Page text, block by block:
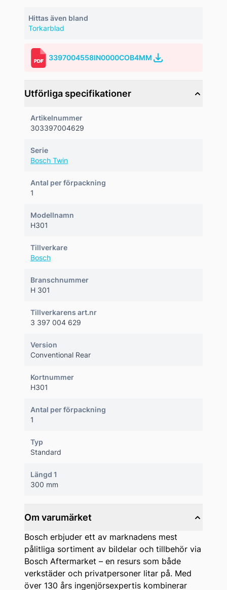
Hittas även bland
Torkarblad
3397004558IN0000COB4MM
Utförliga specifikationer
Artikelnummer
303397004629
Serie
Bosch Twin
Antal per förpackning
1
Modellnamn
H301
Tillverkare
Bosch
Branschnummer
H 301
Tillverkarens art.nr
3 397 004 629
Version
Conventional Rear
Kortnummer
H301
Antal per förpackning
1
Typ
Standard
Längd 1
300 mm
Om varumärket
Bosch erbjuder ett av marknadens mest
pålitliga sortiment av bildelar och tillbehör via
Bosch Aftermarket – en resurs som både
verkstäder och privatpersoner litar på. Med
över 130 års ingenjörsexpertis kombinerar